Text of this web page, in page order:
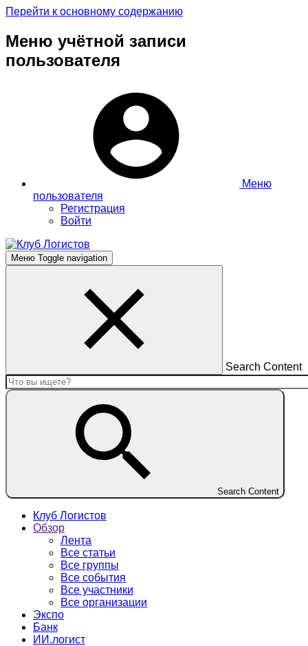
Перейти к основному содержанию
Меню учётной записи
пользователя
Меню
пользователя
Регистрация
Войти
Меню Toggle navigation
Search Content
Search Content
Клуб Логистов
Обзор
Лента
Все статьи
Все группы
Все события
Все участники
Все организации
Экспо
Банк
ИИ.логист